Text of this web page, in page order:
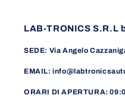
LAB-TRONICS S.R.L
SEDE: Via Angelo
EMAIL:
ORARI DI APERTURA: